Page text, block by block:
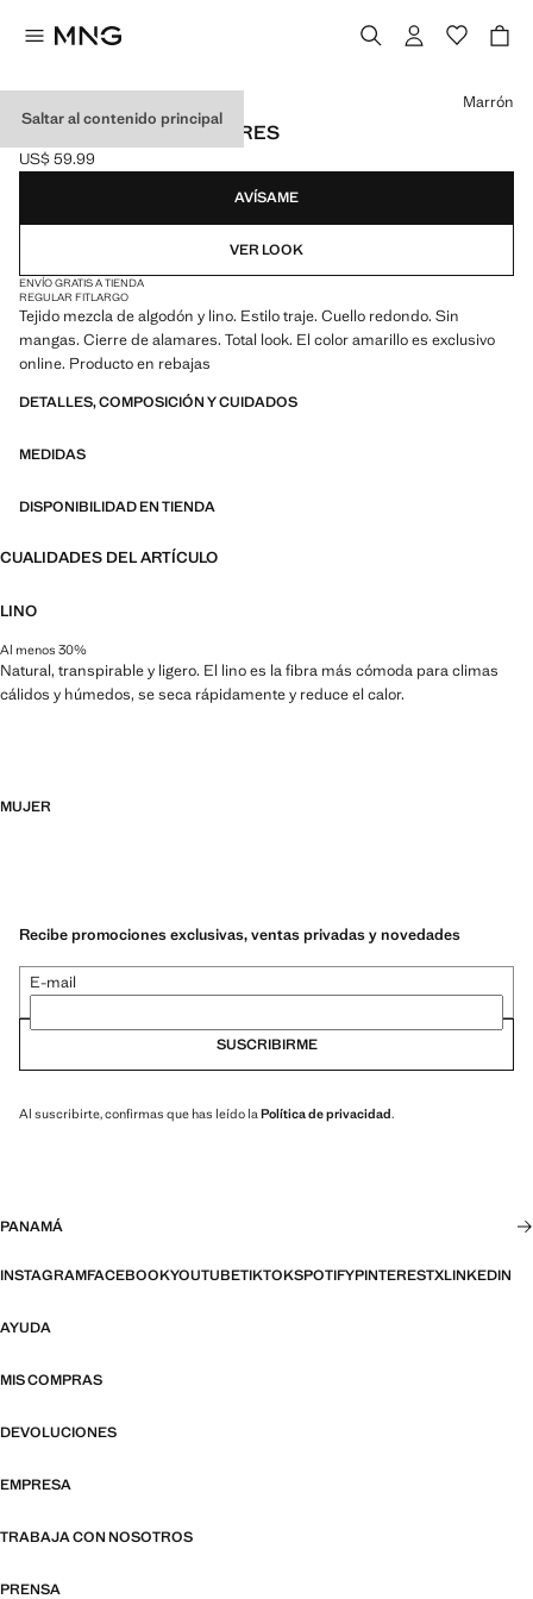
Saltar al contenido principal
CHALECO LINO ALAMARES
Precio actual [US$ 59.99 ]
US$ 59.99
Selecciona un color
Marrón
AVÍSAME
VER LOOK
ENVÍO GRATIS A TIENDA
REGULAR FITLARGO
Tejido mezcla de algodón y lino. Estilo traje. Cuello redondo. Sin
mangas. Cierre de alamares. Total look. El color amarillo es exclusivo
online. Producto en rebajas
DETALLES, COMPOSICIÓN Y CUIDADOS
MEDIDAS
DISPONIBILIDAD EN TIENDA
CUALIDADES DEL ARTÍCULO
LINO
Al menos 30%
Natural, transpirable y ligero. El lino es la fibra más cómoda para climas
cálidos y húmedos, se seca rápidamente y reduce el calor.
MUJER
Recibe promociones exclusivas, ventas privadas y novedades
E-mail
SUSCRIBIRME
Al suscribirte, confirmas que has leído laPolítica de privacidad.
PANAMÁ
INSTAGRAMFACEBOOKYOUTUBETIKTOKSPOTIFYPINTERESTXLINKEDIN
AYUDA
MIS COMPRAS
DEVOLUCIONES
EMPRESA
TRABAJA CON NOSOTROS
PRENSA